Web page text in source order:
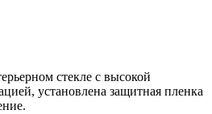
стекле с высокой
установлена защитная пленка